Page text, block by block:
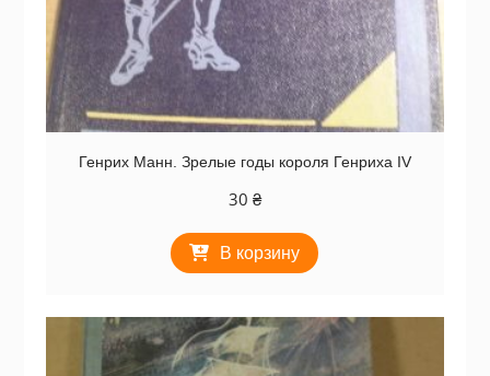
Генрих Манн. Зрелые годы короля Генриха IV
30 ₴
В корзину